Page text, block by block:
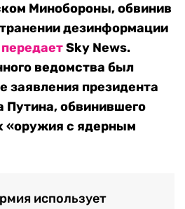
Минобороны, обвинив
дезинформации
передаетSky News.
ведомства был
заявления президента
Путина, обвинившего
«оружия с ядерным
использует